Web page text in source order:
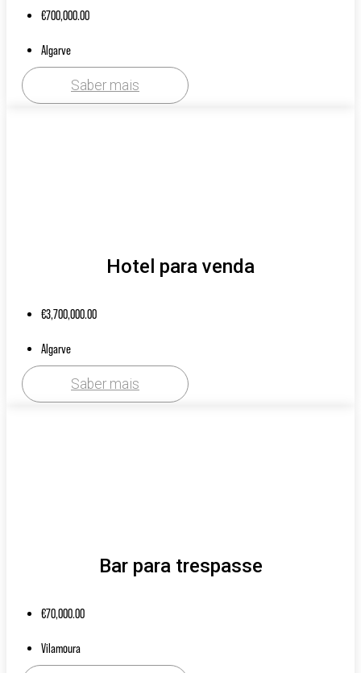
€700,000.00
Algarve
Saber mais
Hotel para venda
€3,700,000.00
Algarve
Saber mais
Bar para trespasse
€70,000.00
Vilamoura